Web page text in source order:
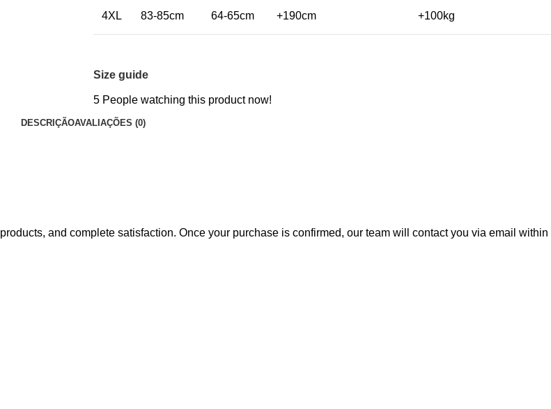
4XL 83-85cm 64-65cm +190cm +100kg
Size guide
5 People watching this product now!
DESCRIÇÃOAVALIAÇÕES (0)
and complete satisfaction. Once your purchase is confirmed, our team will contact you via email within